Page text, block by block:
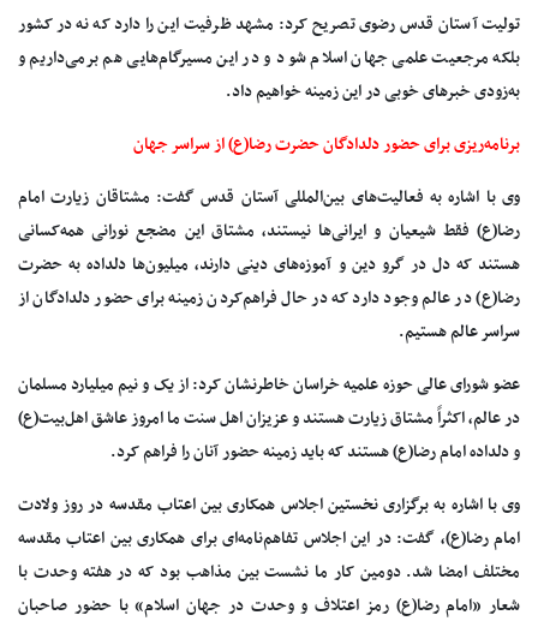
تولیت آستان قدس رضوی تصریح کرد: مشهد ظرفیت این را دارد که نه در کشور
بلکه مرجعیت علمی جهان اسلام شود و در این مسیرگام‌هایی هم برمی‌داریم و
به‌زودی خبرهای خوبی در این زمینه خواهیم داد.
برنامه‌ریزی برای حضور دلدادگان حضرت رضا(ع) از سراسر جهان
وی با اشاره به فعالیت‌های بین‌المللی آستان قدس ‌گفت: مشتاقان زیارت امام
رضا(ع) فقط شیعیان و ایرانی‌ها نیستند، مشتاق این مضجع نورانی همه‌کسانی
هستند که دل در گرو دین و آموزه‌های دینی دارند، میلیون‌ها دلداده به حضرت
رضا(ع) در عالم وجود دارد که در حال فراهم‌کردن زمینه برای حضور دلدادگان از
سراسر عالم هستیم.
عضو شورای عالی حوزه علمیه خراسان ‌خاطرنشان کرد: از یک و نیم میلیارد مسلمان
در عالم، اکثراً مشتاق زیارت هستند و عزیزان اهل سنت ما امروز عاشق اهل‌بیت(ع)
و دلداده امام رضا(ع) هستند که باید زمینه حضور آنان را فراهم کرد.
وی با اشاره به برگزاری نخستین اجلاس همکاری بین اعتاب مقدسه در روز ولادت
امام رضا(ع)، گفت: در این اجلاس تفاهم‌نامه‌ای برای همکاری بین اعتاب مقدسه
مختلف امضا شد. دومین کار ما نشست بین مذاهب بود که در هفته وحدت با
شعار «امام رضا(ع) رمز اعتلاف و وحدت در جهان اسلام» با حضور صاحبان